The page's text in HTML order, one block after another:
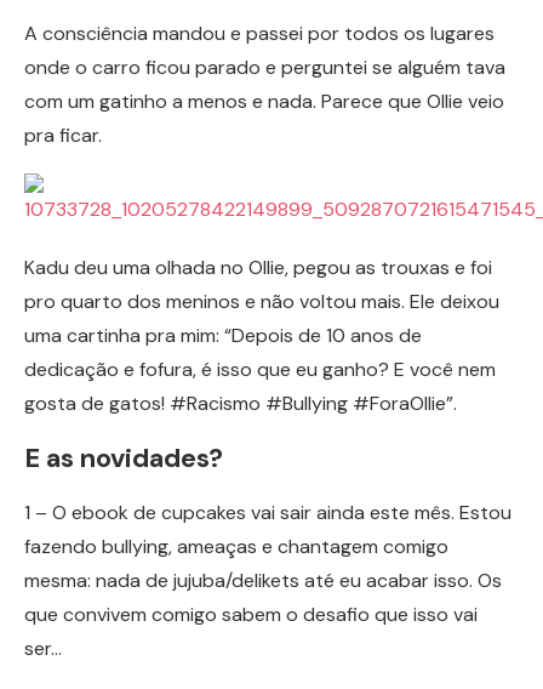
A consciência mandou e passei por todos os lugares
onde o carro ficou parado e perguntei se alguém tava
com um gatinho a menos e nada. Parece que Ollie veio
pra ficar.
Kadu deu uma olhada no Ollie, pegou as trouxas e foi
pro quarto dos meninos e não voltou mais. Ele deixou
uma cartinha pra mim: “Depois de 10 anos de
dedicação e fofura, é isso que eu ganho? E você nem
gosta de gatos! #Racismo #Bullying #ForaOllie”.
E as novidades?
1 – O ebook de cupcakes vai sair ainda este mês. Estou
fazendo bullying, ameaças e chantagem comigo
mesma: nada de jujuba/delikets até eu acabar isso. Os
que convivem comigo sabem o desafio que isso vai
ser…